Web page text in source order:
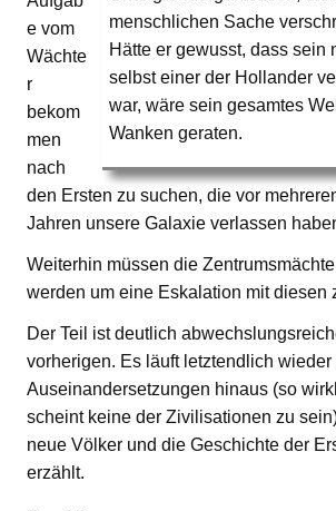
menschlichen Sache
Hätte er gewusst, dass sein
selbst einer der Hollander
war, wäre sein gesamtes
Wanken geraten.
e vom
Wächte
r
bekom
men
nach
den Ersten zu suchen, die vor
Jahren unsere Galaxie verlassen
Weiterhin müssen die
werden um eine Eskalation mit diesen
Der Teil ist deutlich
vorherigen. Es läuft letztendlich wieder
Auseinandersetzungen hinaus (so
scheint keine der Zivilisationen zu
neue Völker und die Geschichte der
erzählt.